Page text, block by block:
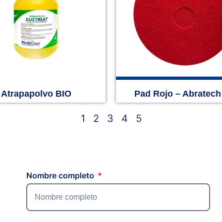
Atrapapolvo BIO Pad Rojo – Abratech
1 2 3 4 5
Nombre completo